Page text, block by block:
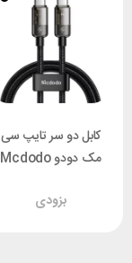
کابل دو سر تایپ سی
مک دودو Mcdodo
توان 100 واتبزودی